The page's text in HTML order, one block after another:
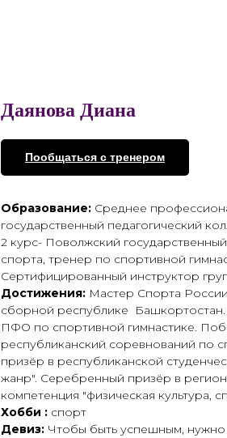
Даянова Диана
Пообщаться с тренером
Образование: Среднее
государственный педагогический
2 курс- Поволжский
спорта, тренер по спортивной
Сертифицированный инструктор
Достижения: Мастер Спорта
сборной республике
ПФО по спортивной гимнастике.
республиканский соревнований по
призёр в республиканской
жанр". Серебренный призёр в
компетенция "физическая культура,
Хобби : спорт
Девиз: Чтобы быть успешным, нужно